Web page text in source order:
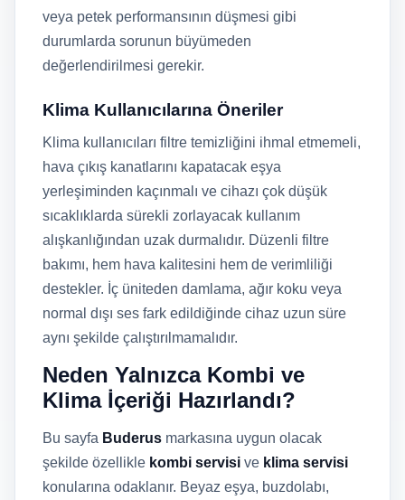
veya petek performansının düşmesi gibi
durumlarda sorunun büyümeden
değerlendirilmesi gerekir.
Klima Kullanıcılarına Öneriler
Klima kullanıcıları filtre temizliğini ihmal etmemeli,
hava çıkış kanatlarını kapatacak eşya
yerleşiminden kaçınmalı ve cihazı çok düşük
sıcaklıklarda sürekli zorlayacak kullanım
alışkanlığından uzak durmalıdır. Düzenli filtre
bakımı, hem hava kalitesini hem de verimliliği
destekler. İç üniteden damlama, ağır koku veya
normal dışı ses fark edildiğinde cihaz uzun süre
aynı şekilde çalıştırılmamalıdır.
Neden Yalnızca Kombi ve
Klima İçeriği Hazırlandı?
Bu sayfa Buderus markasına uygun olacak
şekilde özellikle kombi servisi ve klima servisi
konularına odaklanır. Beyaz eşya, buzdolabı,